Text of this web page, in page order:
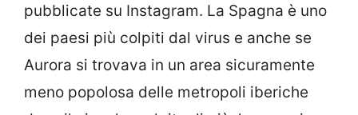
pubblicate su Instagram. La Spagna è uno
dei paesi più colpiti dal virus e anche se
Aurora si trovava in un area sicuramente
meno popolosa delle metropoli iberiche